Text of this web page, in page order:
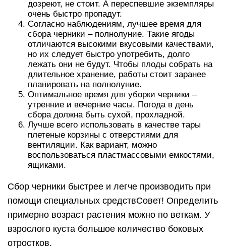
дозреют, не стоит. А переспевшие экземпляры
очень быстро пропадут.
Согласно наблюдениям, лучшее время для
сбора черники – полнолуние. Такие ягоды
отличаются высокими вкусовыми качествами,
но их следует быстро употребить, долго
лежать они не будут. Чтобы плоды собрать на
длительное хранение, работы стоит заранее
планировать на полнолуние.
Оптимальное время для уборки черники –
утренние и вечерние часы. Погода в день
сбора должна быть сухой, прохладной.
Лучше всего использовать в качестве тары
плетеные корзины с отверстиями для
вентиляции. Как вариант, можно
воспользоваться пластмассовыми емкостями,
ящиками.
Сбор черники быстрее и легче производить при
помощи специальных средствСовет! Определить
примерно возраст растения можно по веткам. У
взрослого куста большое количество боковых
отростков.